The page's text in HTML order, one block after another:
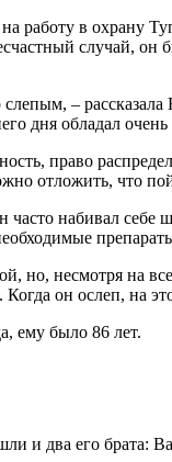
работу в охрану
случай, он
–
дня обладал
право
отложить, что
часто набивал
но, несмотря на
он ослеп, на
ему было 86 лет.
и два его брата: